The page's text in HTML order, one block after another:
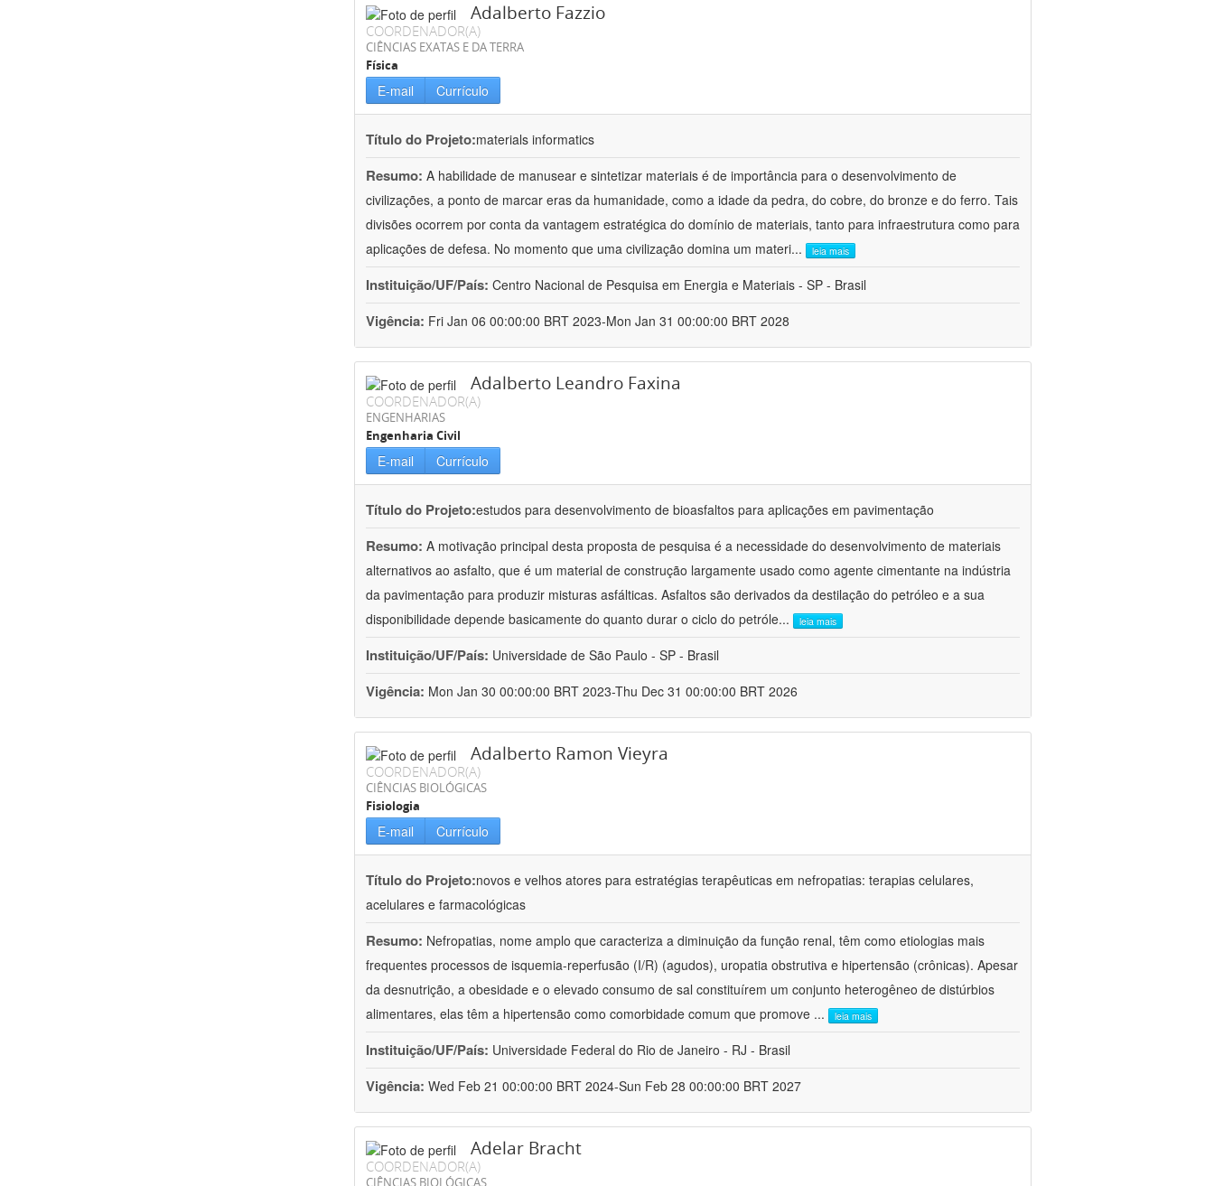
Adalberto Fazzio
COORDENADOR(A)
CIÊNCIAS EXATAS E DA TERRA
Física
E-mail Currículo
Título do Projeto:materials informatics
Resumo: A habilidade de manusear e sintetizar materiais é de importância para o desenvolvimento de
civilizações, a ponto de marcar eras da humanidade, como a idade da pedra, do cobre, do bronze e do ferro. Tais
divisões ocorrem por conta da vantagem estratégica do domínio de materiais, tanto para infraestrutura como para
aplicações de defesa. No momento que uma civilização domina um materi... leia mais
Instituição/UF/País: Centro Nacional de Pesquisa em Energia e Materiais - SP - Brasil
Vigência: Fri Jan 06 00:00:00 BRT 2023-Mon Jan 31 00:00:00 BRT 2028
Adalberto Leandro Faxina
COORDENADOR(A)
ENGENHARIAS
Engenharia Civil
E-mail Currículo
Título do Projeto:estudos para desenvolvimento de bioasfaltos para aplicações em pavimentação
Resumo: A motivação principal desta proposta de pesquisa é a necessidade do desenvolvimento de materiais
alternativos ao asfalto, que é um material de construção largamente usado como agente cimentante na indústria
da pavimentação para produzir misturas asfálticas. Asfaltos são derivados da destilação do petróleo e a sua
disponibilidade depende basicamente do quanto durar o ciclo do petróle... leia mais
Instituição/UF/País: Universidade de São Paulo - SP - Brasil
Vigência: Mon Jan 30 00:00:00 BRT 2023-Thu Dec 31 00:00:00 BRT 2026
Adalberto Ramon Vieyra
COORDENADOR(A)
CIÊNCIAS BIOLÓGICAS
Fisiologia
E-mail Currículo
Título do Projeto:novos e velhos atores para estratégias terapêuticas em nefropatias: terapias celulares,
acelulares e farmacológicas
Resumo: Nefropatias, nome amplo que caracteriza a diminuição da função renal, têm como etiologias mais
frequentes processos de isquemia-reperfusão (I/R) (agudos), uropatia obstrutiva e hipertensão (crônicas). Apesar
da desnutrição, a obesidade e o elevado consumo de sal constituírem um conjunto heterogêneo de distúrbios
alimentares, elas têm a hipertensão como comorbidade comum que promove ... leia mais
Instituição/UF/País: Universidade Federal do Rio de Janeiro - RJ - Brasil
Vigência: Wed Feb 21 00:00:00 BRT 2024-Sun Feb 28 00:00:00 BRT 2027
Adelar Bracht
COORDENADOR(A)
CIÊNCIAS BIOLÓGICAS